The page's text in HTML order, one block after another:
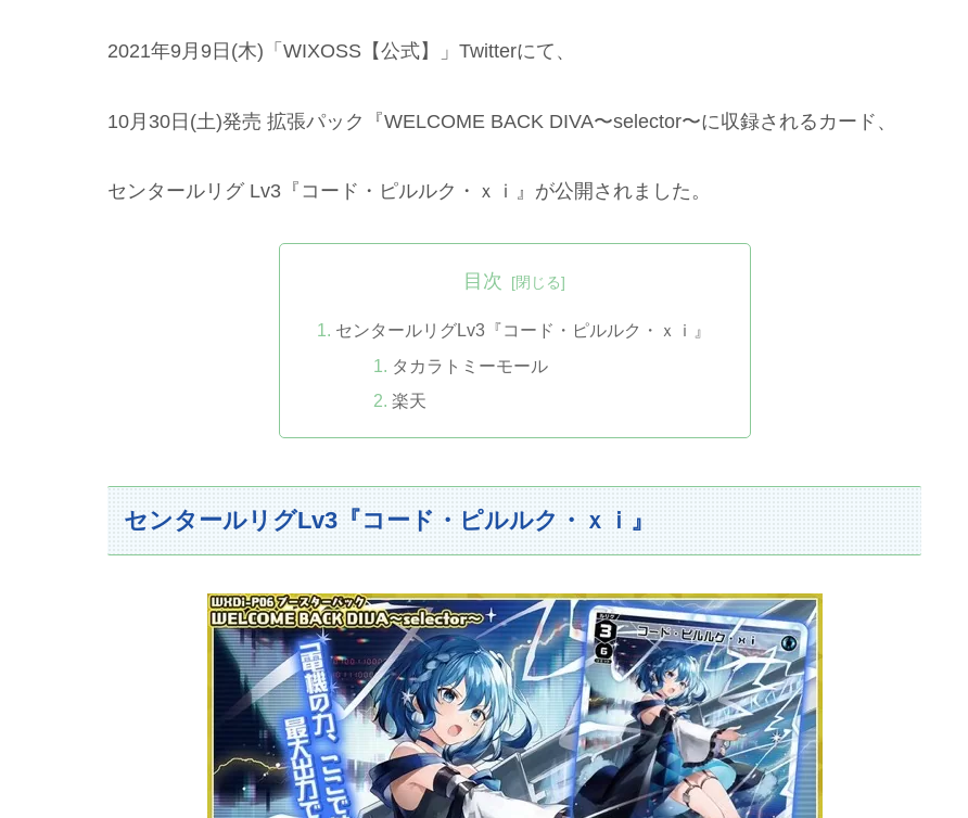
2021年9月9日(木)「WIXOSS【公式】」Twitterにて、
10月30日(土)発売 拡張パック『WELCOME BACK DIVA〜selector〜に収録されるカード、
センタールリグ Lv3『コード・ピルルク・ｘｉ』が公開されました。
目次
センタールリグLv3『コード・ピルルク・ｘｉ』
タカラトミーモール
楽天
センタールリグLv3『コード・ピルルク・ｘｉ』